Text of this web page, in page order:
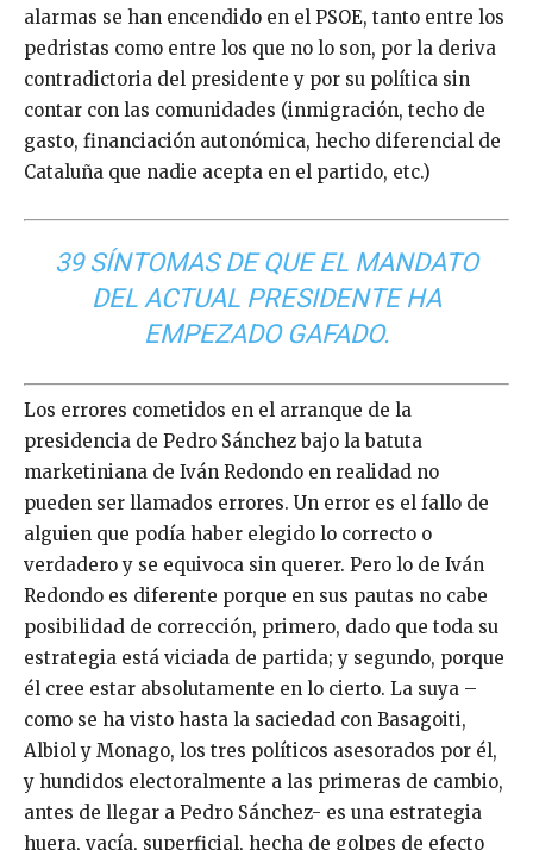
alarmas se han encendido en el PSOE, tanto entre los
pedristas como entre los que no lo son, por la deriva
contradictoria del presidente y por su política sin
contar con las comunidades (inmigración, techo de
gasto, financiación autonómica, hecho diferencial de
Cataluña que nadie acepta en el partido, etc.)
39 SÍNTOMAS DE QUE EL MANDATO
DEL ACTUAL PRESIDENTE HA
EMPEZADO GAFADO.
Los errores cometidos en el arranque de la
presidencia de Pedro Sánchez bajo la batuta
marketiniana de Iván Redondo en realidad no
pueden ser llamados errores. Un error es el fallo de
alguien que podía haber elegido lo correcto o
verdadero y se equivoca sin querer. Pero lo de Iván
Redondo es diferente porque en sus pautas no cabe
posibilidad de corrección, primero, dado que toda su
estrategia está viciada de partida; y segundo, porque
él cree estar absolutamente en lo cierto. La suya –
como se ha visto hasta la saciedad con Basagoiti,
Albiol y Monago, los tres políticos asesorados por él,
y hundidos electoralmente a las primeras de cambio,
antes de llegar a Pedro Sánchez- es una estrategia
huera, vacía, superficial, hecha de golpes de efecto